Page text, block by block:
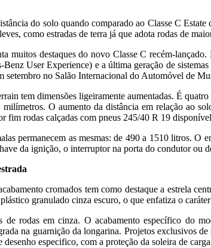
do solo quando comparado ao Classe C
como estradas de terra já que adota rodas de
muitos destaques do novo Classe C recém-
User Experience) e a última geração de
setembro no Salão Internacional do Automóvel de
tem dimensões ligeiramente aumentadas. É
O aumento da distância em relação ao
fim rodas calçadas com pneus 245/40 R 19
permanecem as mesmas: de 490 a 1510 litros.
da ignição, o interruptor na porta do condutor ou
cromados tem como destaque a estrela
granulado cinza escuro, o que enfatiza o
rodas em cinza. O acabamento específico do
na guarnição da longarina. Projetos exclusivos
especifico, com a proteção da soleira de